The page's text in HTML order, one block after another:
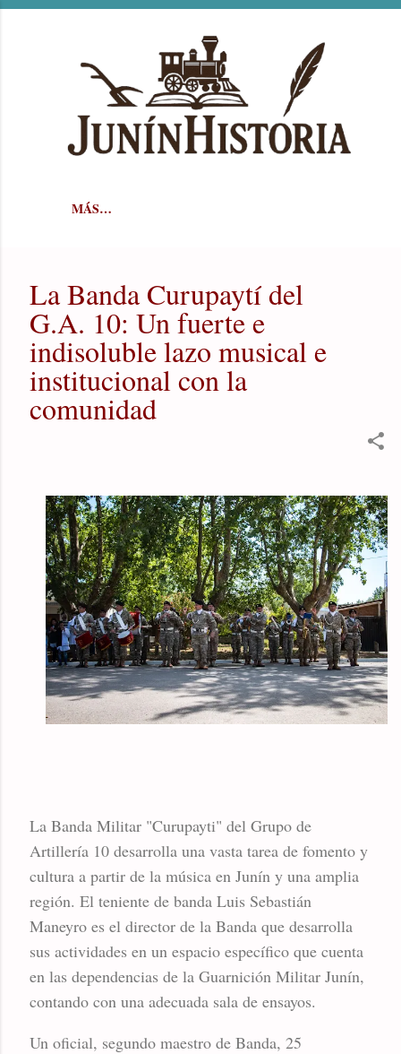
MÁS…
La Banda Curupaytí del
G.A. 10: Un fuerte e
indisoluble lazo musical e
institucional con la
comunidad
La Banda Militar "Curupayti" del Grupo de
Artillería 10 desarrolla una vasta tarea de fomento y
cultura a partir de la música en Junín y una amplia
región. El teniente de banda Luis Sebastián
Maneyro es el director de la Banda que desarrolla
sus actividades en un espacio específico que cuenta
en las dependencias de la Guarnición Militar Junín,
contando con una adecuada sala de ensayos.
Un oficial, segundo maestro de Banda, 25